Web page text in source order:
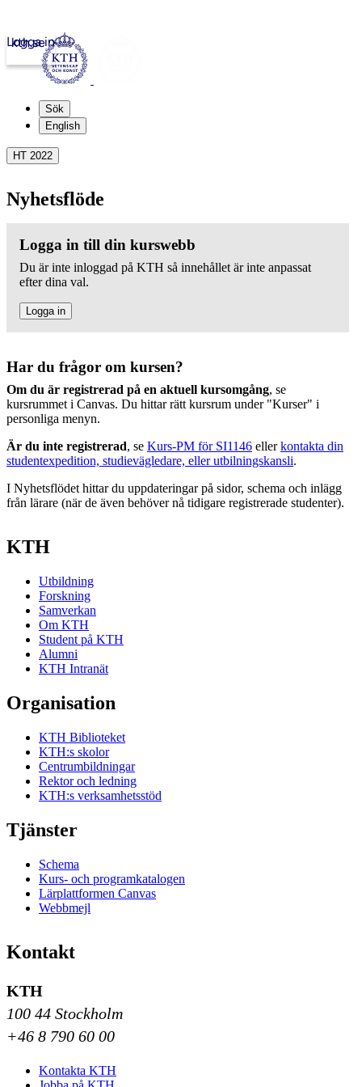
kth.se
Logga in
Sök
English
HT 2022
Nyhetsflöde
Logga in till din kurswebb
Du är inte inloggad på KTH så innehållet är inte anpassat
efter dina val.
Logga in
Har du frågor om kursen?
Om du är registrerad på en aktuell kursomgång, se
kursrummet i Canvas. Du hittar rätt kursrum under "Kurser" i
personliga menyn.
Är du inte registrerad, se Kurs-PM för SI1146 ellerkontakta din
studentexpedition, studievägledare, eller utbilningskansli.
I Nyhetsflödet hittar du uppdateringar på sidor, schema och inlägg
från lärare (när de även behöver nå tidigare registrerade studenter).
KTH
Utbildning
Forskning
Samverkan
Om KTH
Student på KTH
Alumni
KTH Intranät
Organisation
KTH Biblioteket
KTH:s skolor
Centrumbildningar
Rektor och ledning
KTH:s verksamhetsstöd
Tjänster
Schema
Kurs- och programkatalogen
Lärplattformen Canvas
Webbmejl
Kontakt
KTH
100 44 Stockholm
+46 8 790 60 00
Kontakta KTH